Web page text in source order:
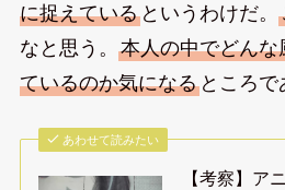
に捉えているというわけだ。
なと思う。 本人の中でどん
ているのか気になるところで
あわせて読みたい
【考察】ア